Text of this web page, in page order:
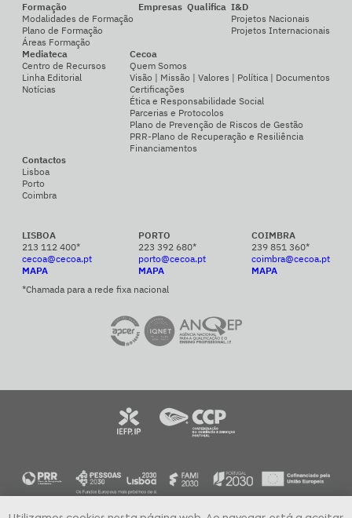
Formação
Modalidades de Formação
Plano de Formação
Áreas Formação
Empresas Qualifica I&D
Projetos Nacionais
Projetos Internacionais
Mediateca
Centro de Recursos
Linha Editorial
Notícias
Cecoa
Quem Somos
Visão | Missão | Valores | Política | Documentos
Certificações
Ética e Responsabilidade Social
Parcerias e Protocolos
Plano de Prevenção de Riscos de Gestão
PRR-Plano de Recuperação e Resiliência
Financiamentos
Contactos
Lisboa
Porto
Coimbra
LISBOA
213 112 400*
cecoa@cecoa.pt
MAPA
PORTO
223 392 680*
porto@cecoa.pt
MAPA
COIMBRA
239 851 360*
coimbra@cecoa.pt
MAPA
*Chamada para a rede fixa nacional